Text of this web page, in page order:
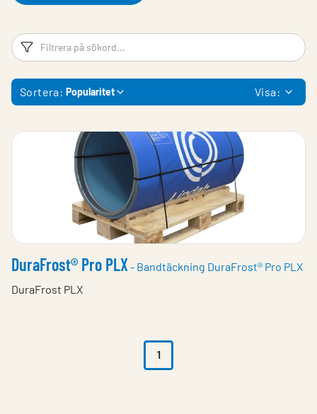
Filtreringsord
Sortera: Popularitet Visa:
DuraFrost® Pro PLX- Bandtäckning DuraFrost® Pro PLX
DuraFrost PLX
1